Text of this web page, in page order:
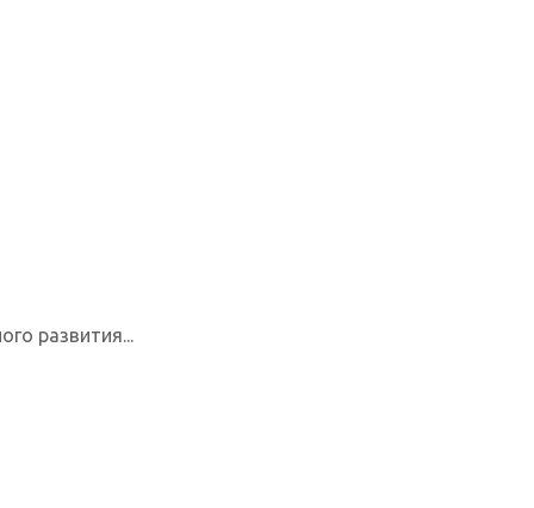
развития...